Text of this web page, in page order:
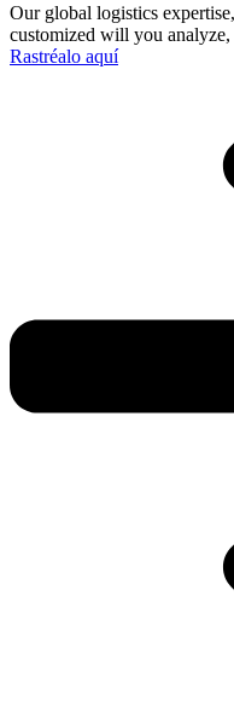
Our global logistics
customized will you
Rastréalo aquí